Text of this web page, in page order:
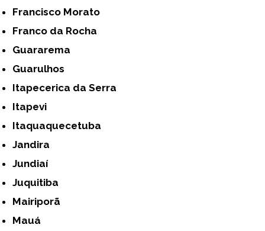
Francisco Morato
Franco da Rocha
Guararema
Guarulhos
Itapecerica da Serra
Itapevi
Itaquaquecetuba
Jandira
Jundiaí
Juquitiba
Mairiporã
Mauá